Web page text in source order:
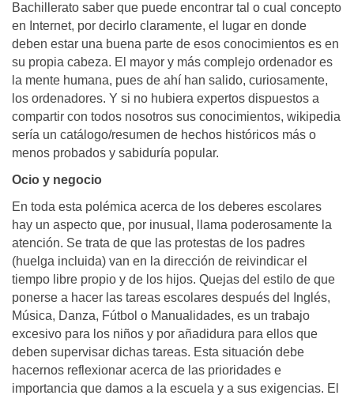
Bachillerato saber que puede encontrar tal o cual concepto
en Internet, por decirlo claramente, el lugar en donde
deben estar una buena parte de esos conocimientos es en
su propia cabeza. El mayor y más complejo ordenador es
la mente humana, pues de ahí han salido, curiosamente,
los ordenadores. Y si no hubiera expertos dispuestos a
compartir con todos nosotros sus conocimientos, wikipedia
sería un catálogo/resumen de hechos históricos más o
menos probados y sabiduría popular.
Ocio y negocio
En toda esta polémica acerca de los deberes escolares
hay un aspecto que, por inusual, llama poderosamente la
atención. Se trata de que las protestas de los padres
(huelga incluida) van en la dirección de reivindicar el
tiempo libre propio y de los hijos. Quejas del estilo de que
ponerse a hacer las tareas escolares después del Inglés,
Música, Danza, Fútbol o Manualidades, es un trabajo
excesivo para los niños y por añadidura para ellos que
deben supervisar dichas tareas. Esta situación debe
hacernos reflexionar acerca de las prioridades e
importancia que damos a la escuela y a sus exigencias. El